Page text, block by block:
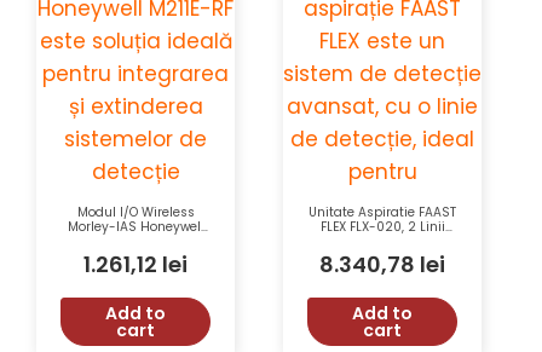
Modul I/O Wireless
Morley-IAS Honeywell
Comunicare 400m și
Durata Bateriei 5 Ani
1.261,12 lei
Add to
cart
Unitate Aspiratie FAAST
FLEX FLX-020, 2 Linii
Honeywell, 2000 m², 24
Vcc, IP40
8.340,78 lei
Add to
cart